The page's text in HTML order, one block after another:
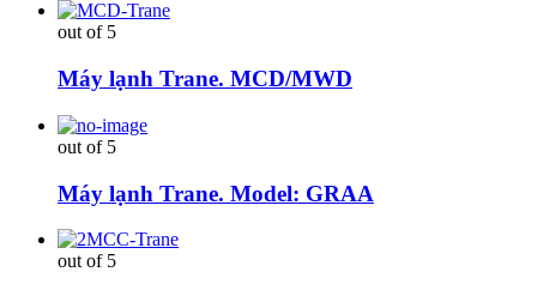
out of 5
Máy lạnh Trane. MCD/MWD
out of 5
Máy lạnh Trane. Model: GRAA
out of 5